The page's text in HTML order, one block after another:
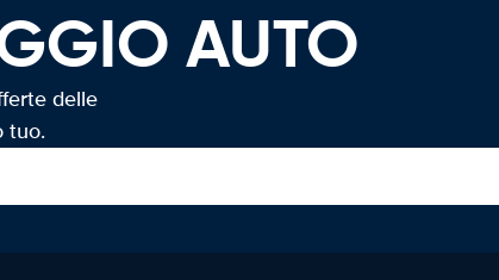
AUTO
delle
tuo.